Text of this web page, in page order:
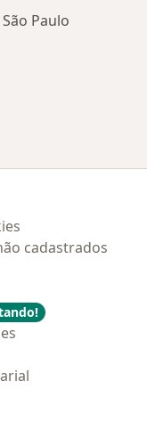
Paulo
cadastrados